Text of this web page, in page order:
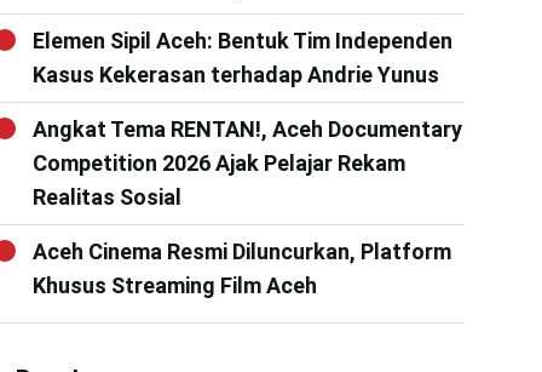
Elemen Sipil Aceh: Bentuk Tim Independen
Kasus Kekerasan terhadap Andrie Yunus
Angkat Tema RENTAN!, Aceh Documentary
Competition 2026 Ajak Pelajar Rekam
Realitas Sosial
Aceh Cinema Resmi Diluncurkan, Platform
Khusus Streaming Film Aceh